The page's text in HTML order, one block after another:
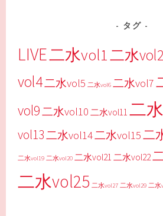
タグ
LIVE二水vol1二水vol2
vol4二水vol5 二水vol6 二水vol7
vol9二水vol10 二水vol11 二
vol13二水vol14二水vol15二
二水vol19 二水vol20 二水vol21 二水vol22
二水vol25 二水vol27 二水vol29 二水